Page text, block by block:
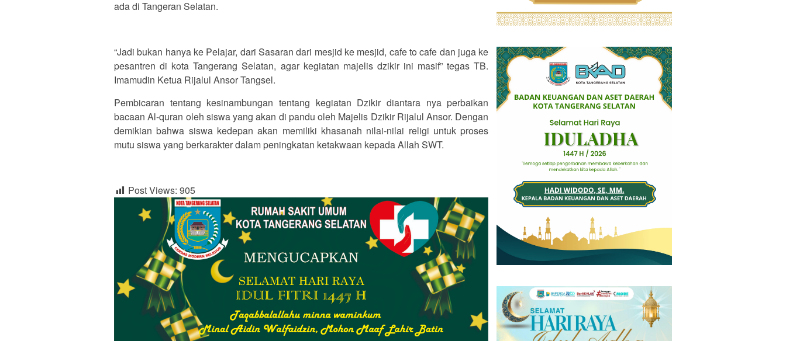
ada di Tangeran Selatan.
“Jadi bukan hanya ke Pelajar, dari Sasaran dari mesjid ke mesjid, cafe to cafe dan juga ke
pesantren di kota Tangerang Selatan, agar kegiatan majelis dzikir ini masif” tegas TB.
Imamudin Ketua Rijalul Ansor Tangsel.
Pembicaran tentang kesinambungan tentang kegiatan Dzikir diantara nya perbaikan
bacaan Al-quran oleh siswa yang akan di pandu oleh Majelis Dzikir Rijalul Ansor. Dengan
demikian bahwa siswa kedepan akan memiliki khasanah nilai-nilai religi untuk proses
mutu siswa yang berkarakter dalam peningkatan ketakwaan kepada Allah SWT.
Post Views: 905